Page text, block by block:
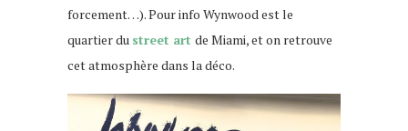
forcement…). Pour info Wynwood est le
quartier du street art de Miami, et on retrouve
cet atmosphère dans la déco.